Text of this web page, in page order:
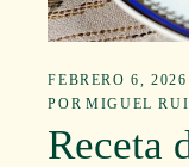
FEBRERO 6, 2026
POR MIGUEL
Receta